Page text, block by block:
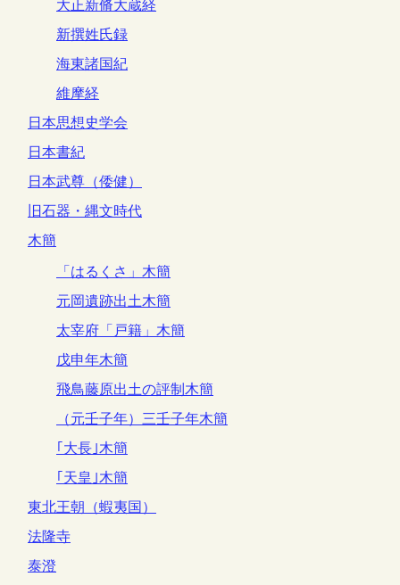
大正新脩大蔵経
新撰姓氏録
海東諸国紀
維摩経
日本思想史学会
日本書紀
日本武尊（倭健）
旧石器・縄文時代
木簡
「はるくさ」木簡
元岡遺跡出土木簡
太宰府「戸籍」木簡
戊申年木簡
飛鳥藤原出土の評制木簡
（元壬子年）三壬子年木簡
｢大長｣木簡
｢天皇｣木簡
東北王朝（蝦夷国）
法隆寺
泰澄